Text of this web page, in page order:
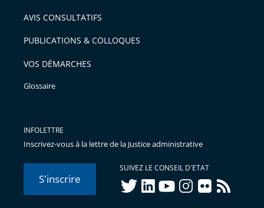
avant
AVIS CONSULTATIFS
PUBLICATIONS & COLLOQUES
VOS DÉMARCHES
Glossaire
INFOLETTRE
Inscrivez-vous à la lettre de la Justice administrative
S'inscrire
SUIVEZ LE CONSEIL D'ETAT
twitterlinkedInyoutubeinstagram
flickr rss